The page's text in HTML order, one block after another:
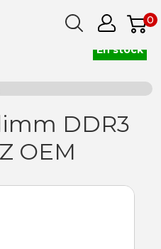
0
DDR3
OEM
En stock